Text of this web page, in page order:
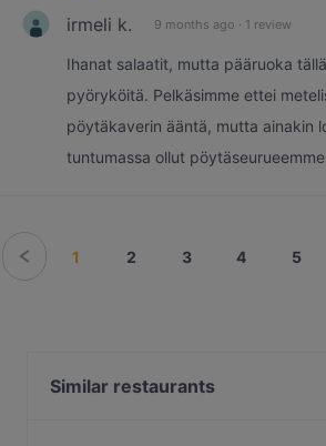
irmeli k. 9 months ago · 1 review
Ihanat salaatit, mutta pääruoka
pyöryköitä. Pelkäsimme ettei
pöytäkaverin ääntä, mutta ainakin
tuntumassa ollut
1 2 3 4 5
Similar restaurants